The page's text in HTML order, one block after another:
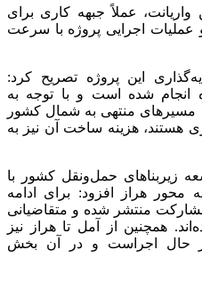
عملاً جبهه کاری برای
عملیات اجرایی پروژه با سرعت
این پروژه تصریح کرد:
انجام شده است و با توجه به
مسیرهای منتهی به شمال کشور
هستند، هزینه ساخت آن نیز به
حمل‌ونقل کشور با
محور هراز افزود: برای ادامه
منتشر شده و متقاضیانی
همچنین از آمل تا هراز نیز
در حال اجراست و در آن بخش